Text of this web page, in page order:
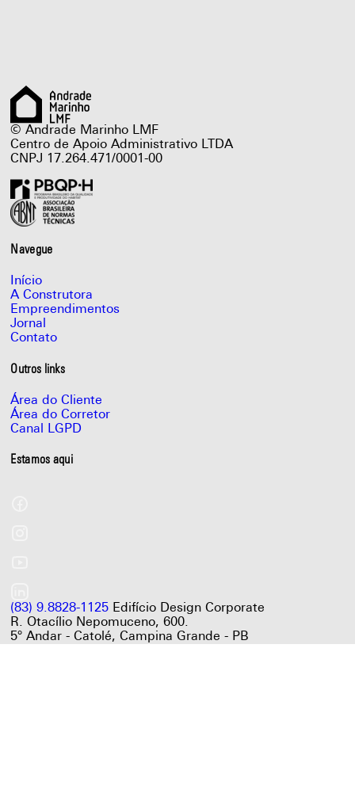
© Andrade Marinho LMF
Centro de Apoio Administrativo LTDA
CNPJ 17.264.471/0001-00
Navegue
Início
A Construtora
Empreendimentos
Jornal
Contato
Outros links
Área do Cliente
Área do Corretor
Canal LGPD
Estamos aqui
(83) 9.8828-1125 Edifício Design Corporate
R. Otacílio Nepomuceno, 600.
5° Andar - Catolé, Campina Grande - PB